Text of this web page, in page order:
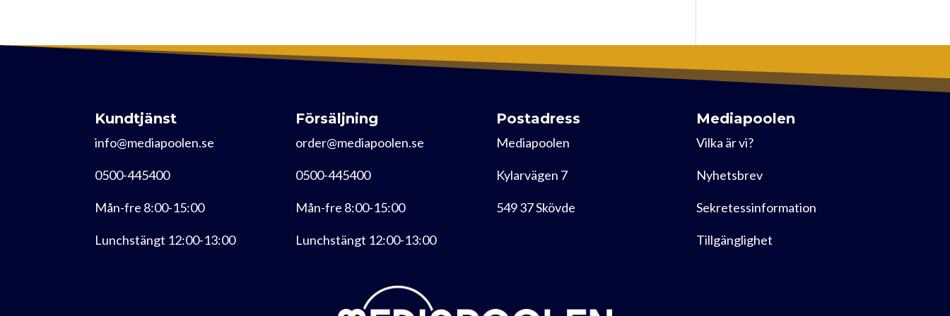
Kundtjänst
info@mediapoolen.se
0500-445400
Mån-fre 8:00-15:00
Lunchstängt 12:00-13:00
Försäljning
order@mediapoolen.se
0500-445400
Mån-fre 8:00-15:00
Lunchstängt 12:00-13:00
Postadress
Mediapoolen
Kylarvägen 7
549 37 Skövde
Mediapoolen
Vilka är vi?
Nyhetsbrev
Sekretessinformation
Tillgänglighet